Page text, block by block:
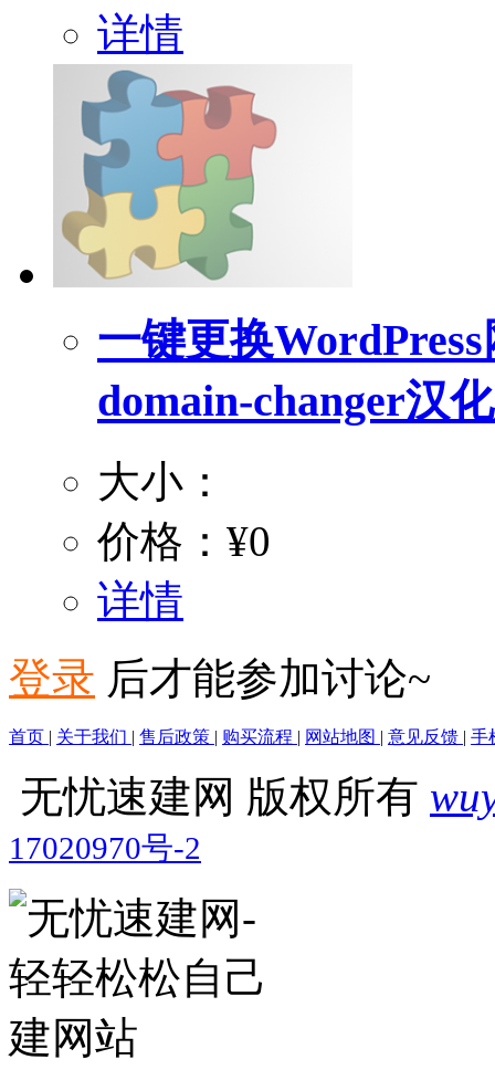
详情
一键更换
domain-changer汉
大小：
价格： ¥0
详情
登录 后才能参加讨论~
首页 | 关于我们 | 售后政策 | 购买流程 | 网站地图 | 意见反馈 | 手
无忧速建网 版权所有
17020970号-2